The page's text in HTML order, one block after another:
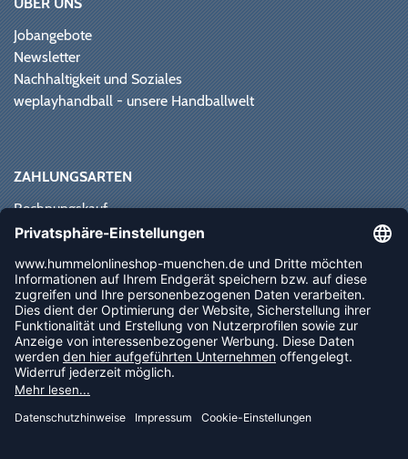
Jobangebote
Newsletter
Nachhaltigkeit und Soziales
weplayhandball - unsere Handballwelt
ZAHLUNGSARTEN
Rechnungskauf
Paypal
Vorkasse
Sofortüberweisung
NEWSLETTER